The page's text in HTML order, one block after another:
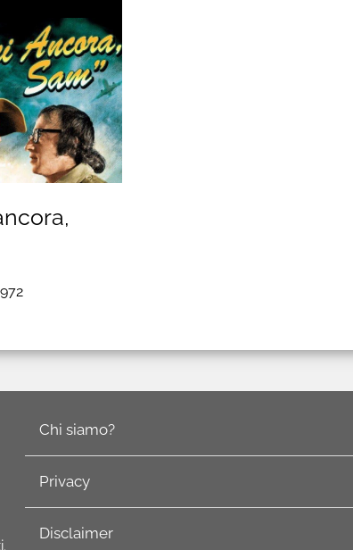
Chi siamo?
Privacy
Disclaimer